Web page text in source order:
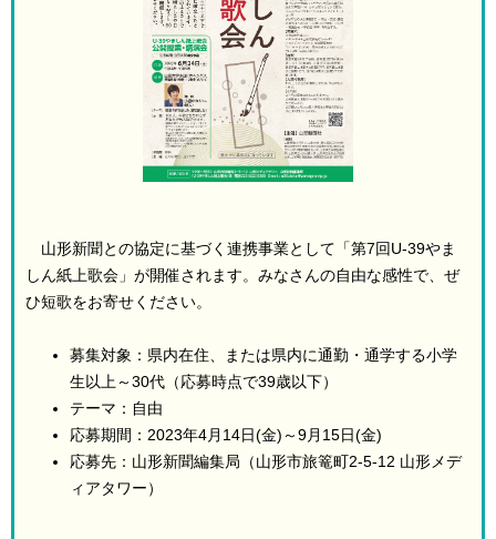
山形新聞との協定に基づく連携事業として「第7回U-39やま
しん紙上歌会」が開催されます。みなさんの自由な感性で、ぜ
ひ短歌をお寄せください。
募集対象：県内在住、または県内に通勤・通学する小学
生以上～30代（応募時点で39歳以下）
テーマ：自由
応募期間：2023年4月14日(金)～9月15日(金)
応募先：山形新聞編集局（山形市旅篭町2-5-12 山形メデ
ィアタワー）